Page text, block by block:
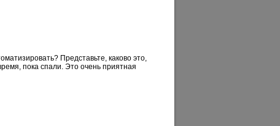
Представьте, каково это,
пока спали. Это очень приятная